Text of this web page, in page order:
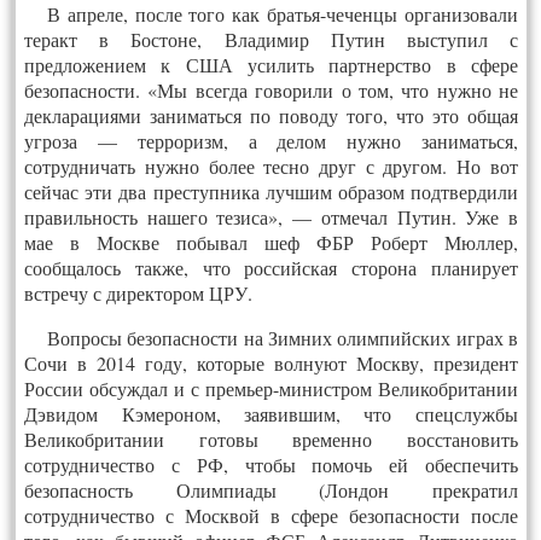
В апреле, после того как братья-чеченцы организовали
теракт в Бостоне, Владимир Путин выступил с
предложением к США усилить партнерство в сфере
безопасности. «Мы всегда говорили о том, что нужно не
декларациями заниматься по поводу того, что это общая
угроза — терроризм, а делом нужно заниматься,
сотрудничать нужно более тесно друг с другом. Но вот
сейчас эти два преступника лучшим образом подтвердили
правильность нашего тезиса», — отмечал Путин. Уже в
мае в Москве побывал шеф ФБР Роберт Мюллер,
сообщалось также, что российская сторона планирует
встречу с директором ЦРУ.
Вопросы безопасности на Зимних олимпийских играх в
Сочи в 2014 году, которые волнуют Москву, президент
России обсуждал и с премьер-министром Великобритании
Дэвидом Кэмероном, заявившим, что спецслужбы
Великобритании готовы временно восстановить
сотрудничество с РФ, чтобы помочь ей обеспечить
безопасность Олимпиады (Лондон прекратил
сотрудничество с Москвой в сфере безопасности после